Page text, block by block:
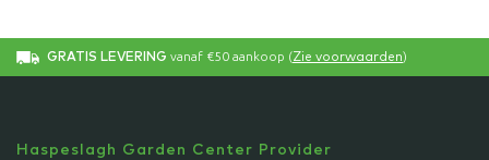
GRATIS LEVERING vanaf €50 aankoop (Zie voorwaarden)
Haspeslagh Garden Center Provider